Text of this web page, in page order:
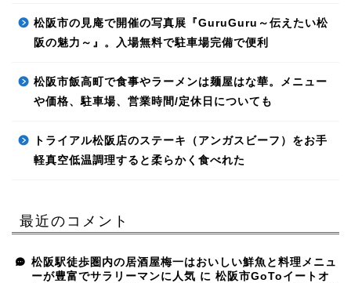
松阪市の見庵で開催の写真展『GuruGuru～伝えたい松
阪の魅力～』。入場無料で駐車場完備で便利
松阪市飯高町で食事やラーメンは麺屋はな華。メニュー
や価格、駐車場、営業時間/定休日についても
トライアル松阪店のステーキ（アンガスビーフ）をお手
軽真空低温調理すると柔らかく食べれた
最近のコメント
松阪駅徒歩圏内の居酒屋梅一はおいしい鮮魚と料理メニュ
ーが豊富でサラリーマンに人気 に 松阪市GoToイートオ